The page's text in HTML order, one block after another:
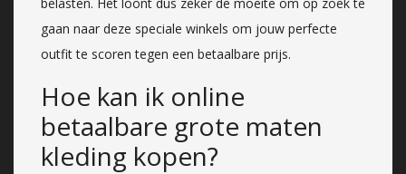
gaan naar deze speciale winkels om jouw perfecte
outfit te scoren tegen een betaalbare prijs.
Hoe kan ik online
betaalbare grote maten
kleding kopen?